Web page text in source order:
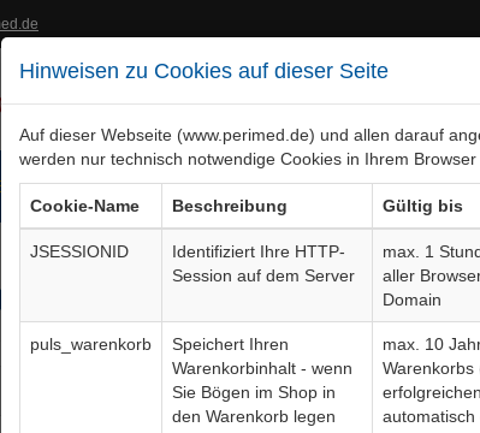
Bogen-Gesamtübersicht
Hinweisen zu Cookies auf dieser Seite
Auf dieser Webseite (www.perimed.de) und allen darauf
werden nur technisch notwendige Cookies in Ihrem
Cookie-Name Beschreibung
Gültig bis
JSESSIONID
Identifiziert Ihre HTTP-
Session auf dem Server
max. 1
aller
Domain
puls_warenkorb
Speichert Ihren
Warenkorbinhalt - wenn
Sie Bögen im Shop in
den Warenkorb legen
max. 10
automatisch
Bougierung beim
Bogendetails